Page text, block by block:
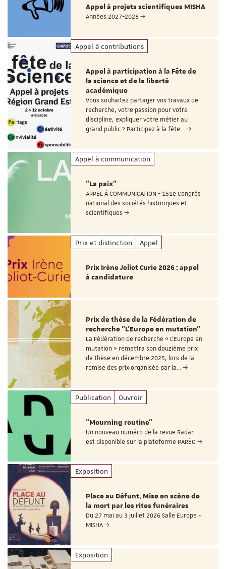
Appel à projets scientifiques MISHA
Années 2027-2028
Appel à contributions
Appel à participation à la Fête de
la science et de la liberté
académique
Vous souhaitez partager vos travaux de
recherche, votre passion pour votre
discipline, expliquer votre métier au
grand public ? Participez à la fête…
Appel à communication
"La paix"
APPEL À COMMUNICATION - 151e Congrès
national des sociétés historiques et
scientifiques
Prix et distinction Appel
Prix Irène Joliot Curie 2026 : appel
à candidature
Prix de thèse de la Fédération de
recherche "L’Europe en mutation"
La Fédération de recherche « L’Europe en
mutation » remettra son douzième prix
de thèse en décembre 2025, lors de la
remise des prix organisée par la…
Publication Ouvroir
"Mourning routine"
Un nouveau numéro de la revue Radar
est disponible sur la plateforme PARÉO
Exposition
Place au Défunt. Mise en scène de
la mort par les rites funéraires
Du 27 mai au 3 juillet 2026 Salle Europe -
MISHA
Exposition